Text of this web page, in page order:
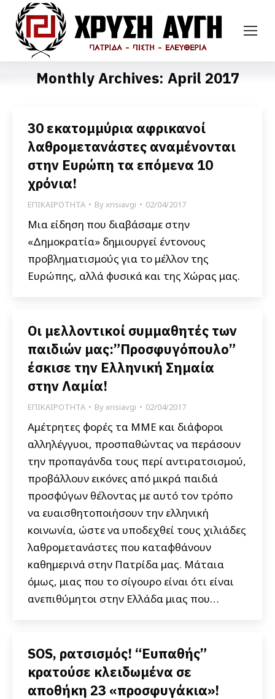
Monthly Archives: April 2017
30 εκατομμύρια αφρικανοί
λαθρομετανάστες αναμένονται
στην Ευρώπη τα επόμενα 10
χρόνια!
ΕΠΙΚΑΙΡΟΤΗΤΑ Byxrisiavgi 02/04/2017
Μια είδηση που διαβάσαμε στην
«Δημοκρατία» δημιουργεί έντονους
προβληματισμούς για το μέλλον της
Ευρώπης, αλλά φυσικά και της Χώρας μας.
Οι μελλοντικοί συμμαθητές των
παιδιών μας:”Προσφυγόπουλο”
έσκισε την Ελληνική Σημαία
στην Λαμία!
ΕΠΙΚΑΙΡΟΤΗΤΑ Byxrisiavgi 02/04/2017
Αμέτρητες φορές τα ΜΜΕ και διάφοροι
αλληλέγγυοι, προσπαθώντας να περάσουν
την προπαγάνδα τους περί αντιρατσισμού,
προβάλλουν εικόνες από μικρά παιδιά
προσφύγων θέλοντας με αυτό τον τρόπο
να ευαισθητοποιήσουν την ελληνική
κοινωνία, ώστε να υποδεχθεί τους χιλιάδες
λαθρομετανάστες που καταφθάνουν
καθημερινά στην Πατρίδα μας. Μάταια
όμως, μιας που το σίγουρο είναι ότι είναι
ανεπιθύμητοι στην Ελλάδα μιας που…
SOS, ρατσισμός! “Ευπαθής”
κρατούσε κλειδωμένα σε
αποθήκη 23 «προσφυγάκια»!